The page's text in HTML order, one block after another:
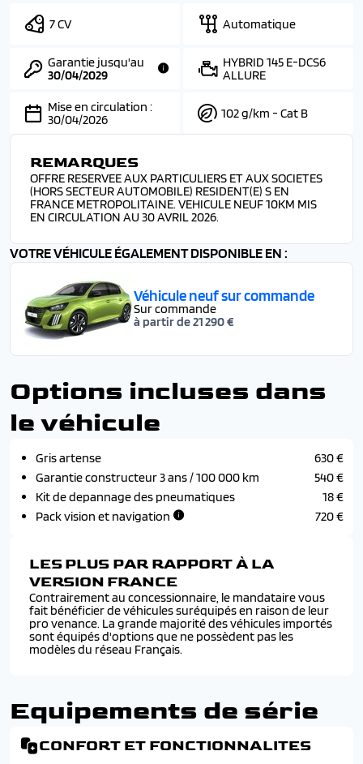
7 CV Automatique
Garantie jusqu'au
30/04/2029
HYBRID 145 E-DCS6
ALLURE
Mise en circulation :
30/04/2026
102 g/km - Cat B
REMARQUES
OFFRE RESERVEE AUX PARTICULIERS ET AUX SOCIETES
(HORS SECTEUR AUTOMOBILE) RESIDENT(E) S EN
FRANCE METROPOLITAINE. VEHICULE NEUF 10KM MIS
EN CIRCULATION AU 30 AVRIL 2026.
VOTRE VÉHICULE ÉGALEMENT DISPONIBLE EN :
Véhicule neuf sur commande
Sur commande
à partir de 21 290 €
Options incluses dans
le véhicule
Gris artense
630 €
Garantie constructeur 3 ans / 100 000 km
540 €
Kit de depannage des pneumatiques
18 €
Pack vision et navigation
720 €
LES PLUS PAR RAPPORT À LA
VERSION FRANCE
Contrairement au concessionnaire, le mandataire vous
fait bénéficier de véhicules suréquipés en raison de leur
pro venance. La grande majorité des véhicules importés
sont équipés d'options que ne possèdent pas les
modèles du réseau Français.
Equipements de série
CONFORT ET FONCTIONNALITES